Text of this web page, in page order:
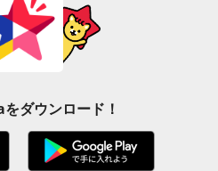
ダウンロード！